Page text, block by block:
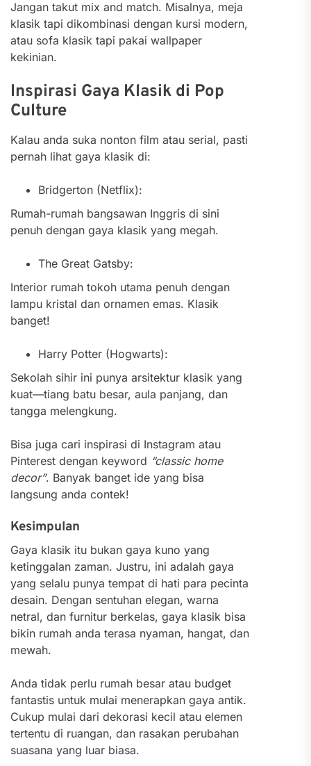
Jangan takut mix and match. Misalnya, meja
klasik tapi dikombinasi dengan kursi modern,
atau sofa klasik tapi pakai wallpaper
kekinian.
Inspirasi Gaya Klasik di Pop
Culture
Kalau anda suka nonton film atau serial, pasti
pernah lihat gaya klasik di:
Bridgerton (Netflix):
Rumah-rumah bangsawan Inggris di sini
penuh dengan gaya klasik yang megah.
The Great Gatsby:
Interior rumah tokoh utama penuh dengan
lampu kristal dan ornamen emas. Klasik
banget!
Harry Potter (Hogwarts):
Sekolah sihir ini punya arsitektur klasik yang
kuat—tiang batu besar, aula panjang, dan
tangga melengkung.
Bisa juga cari inspirasi di Instagram atau
Pinterest dengan keyword “classic home
decor”. Banyak banget ide yang bisa
langsung anda contek!
Kesimpulan
Gaya klasik itu bukan gaya kuno yang
ketinggalan zaman. Justru, ini adalah gaya
yang selalu punya tempat di hati para pecinta
desain. Dengan sentuhan elegan, warna
netral, dan furnitur berkelas, gaya klasik bisa
bikin rumah anda terasa nyaman, hangat, dan
mewah.
Anda tidak perlu rumah besar atau budget
fantastis untuk mulai menerapkan gaya antik.
Cukup mulai dari dekorasi kecil atau elemen
tertentu di ruangan, dan rasakan perubahan
suasana yang luar biasa.